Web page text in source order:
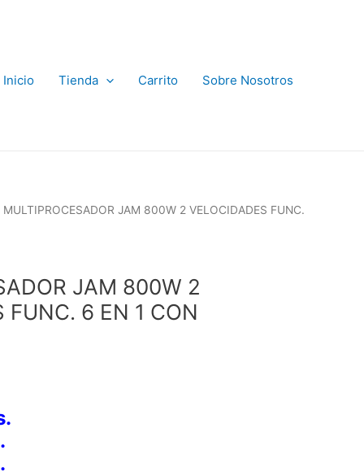
Inicio Tienda Carrito Sobre Nosotros
JAM 800W 2 VELOCIDADES FUNC.
JAM 800W 2
FUNC. 6 EN 1 CON